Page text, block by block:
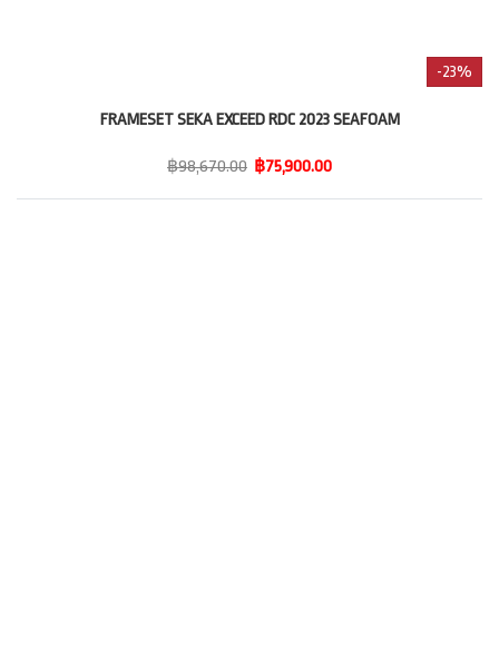
-23%
FRAMESET SEKA EXCEED RDC 2023 SEAFOAM
฿98,670.00 ฿75,900.00